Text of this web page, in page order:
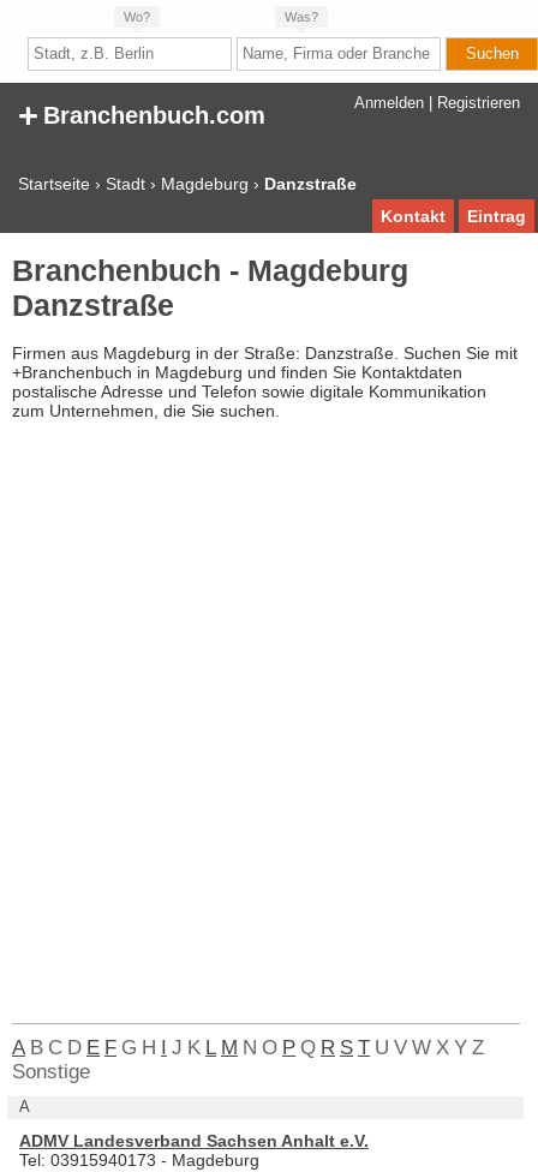
Wo? Was?
Anmelden Registrieren
+ Branchenbuch.com
Startseite › Stadt › Magdeburg › Danzstraße
Eintrag
Kontakt
Branchenbuch - Magdeburg
Danzstraße
Firmen aus Magdeburg in der Straße: Danzstraße. Suchen Sie mit
+Branchenbuch in Magdeburg und finden Sie Kontaktdaten
postalische Adresse und Telefon sowie digitale Kommunikation
zum Unternehmen, die Sie suchen.
A B C D E F G H I J K L M N O P Q R S T U V W X Y Z
Sonstige
A
ADMV Landesverband Sachsen Anhalt e.V.
Tel: 03915940173 - Magdeburg